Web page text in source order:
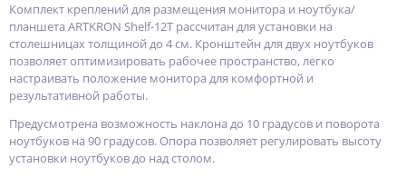
Комплект креплений для размещения монитора и ноутбука/
планшета ARTKRON Shelf-12T рассчитан для установки на
столешницах толщиной до 4 см. Кронштейн для двух ноутбуков
позволяет оптимизировать рабочее пространство, легко
настраивать положение монитора для комфортной и
результативной работы.
Предусмотрена возможность наклона до 10 градусов и поворота
ноутбуков на 90 градусов. Опора позволяет регулировать высоту
установки ноутбуков до над столом.